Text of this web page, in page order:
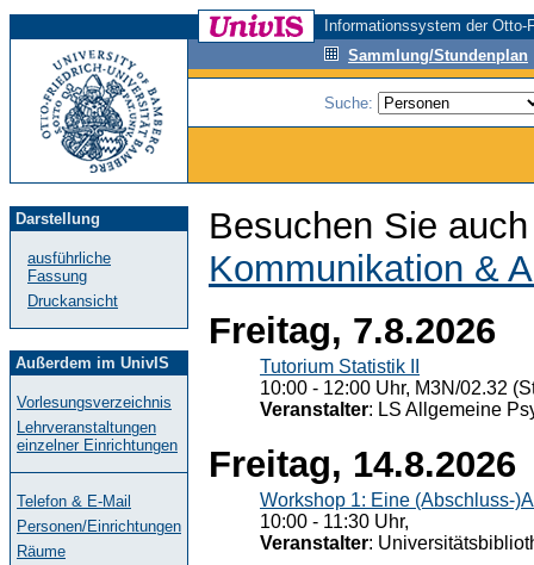
Informationssystem der
Sammlung/Stundenplan
Suche:
Darstellung
ausführliche
Fassung
Druckansicht
Außerdem im UnivIS
Vorlesungsverzeichnis
Lehrveranstaltungen
einzelner Einrichtungen
Telefon & E-Mail
Personen/Einrichtungen
Räume
Besuchen Sie
Kommunikation &
Freitag, 7.8.2026
Tutorium Statistik II
10:00 - 12:00 Uhr, M3N/02.32
Veranstalter: LS Allgemeine
Freitag, 14.8.2026
Workshop 1: Eine (Abschluss-
10:00 - 11:30 Uhr,
Veranstalter: